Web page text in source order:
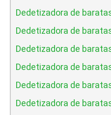
Dedetizadora de
Dedetizadora de
Dedetizadora de
Dedetizadora de
Dedetizadora de
Dedetizadora de